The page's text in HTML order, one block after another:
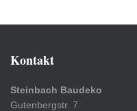
Kontakt
Steinbach Baudeko
Gutenbergstr. 7